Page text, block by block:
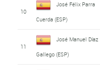
10
José Félix Parra
Cuerda (ESP)
11
José Manuel Díaz
Gallego (ESP)